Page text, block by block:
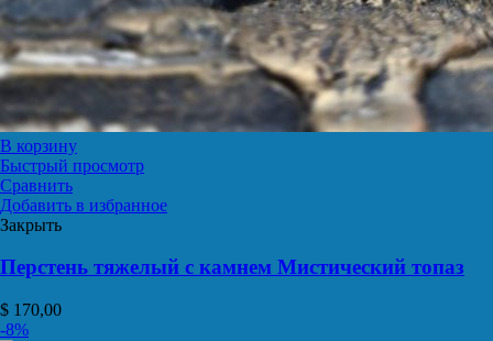
В корзину
Быстрый просмотр
Сравнить
Добавить в избранное
Закрыть
Перстень тяжелый с камнем Мистический топаз
$ 170,00
-8%